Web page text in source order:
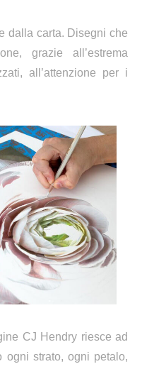
dalla carta. Disegni che
grazie all’estrema
all’attenzione per i
CJ Hendry riesce ad
ogni strato, ogni petalo,